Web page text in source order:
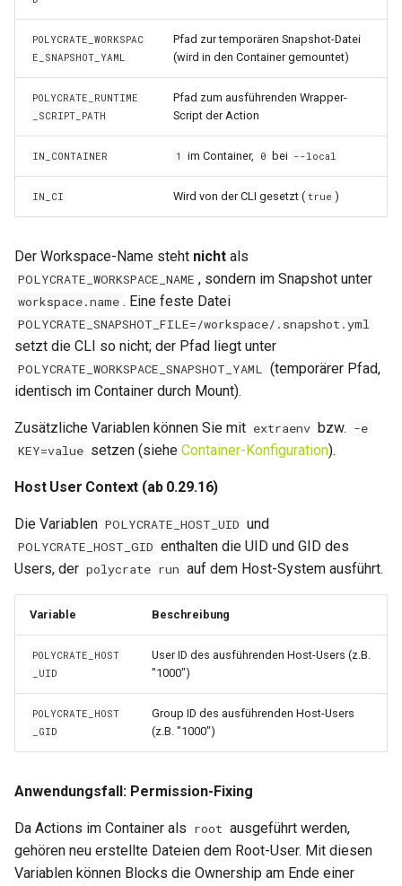
POLYCRATE_WORKSPAC
E_SNAPSHOT_YAML
Pfad zur temporären Snapshot-Datei
(wird in den Container gemountet)
POLYCRATE_RUNTIME
_SCRIPT_PATH
Pfad zum ausführenden Wrapper-
Script der Action
IN_CONTAINER 1 im Container, 0 bei --local
IN_CI Wird von der CLI gesetzt ( true )
Der Workspace-Name steht nicht als
POLYCRATE_WORKSPACE_NAME , sondern im Snapshot unter
workspace.name . Eine feste Datei
POLYCRATE_SNAPSHOT_FILE=/workspace/.snapshot.yml
setzt die CLI so nicht; der Pfad liegt unter
POLYCRATE_WORKSPACE_SNAPSHOT_YAML (temporärer Pfad,
identisch im Container durch Mount).
Zusätzliche Variablen können Sie mit extraenv bzw. -e
KEY=value setzen (siehe Container-Konfiguration).
Host User Context (ab 0.29.16)
Die Variablen POLYCRATE_HOST_UID und
POLYCRATE_HOST_GID enthalten die UID und GID des
Users, der polycrate run auf dem Host-System ausführt.
Variable Beschreibung
POLYCRATE_HOST
_UID
User ID des ausführenden Host-Users (z.B.
"1000")
POLYCRATE_HOST
_GID
Group ID des ausführenden Host-Users
(z.B. "1000")
Anwendungsfall: Permission-Fixing
Da Actions im Container als root ausgeführt werden,
gehören neu erstellte Dateien dem Root-User. Mit diesen
Variablen können Blocks die Ownership am Ende einer